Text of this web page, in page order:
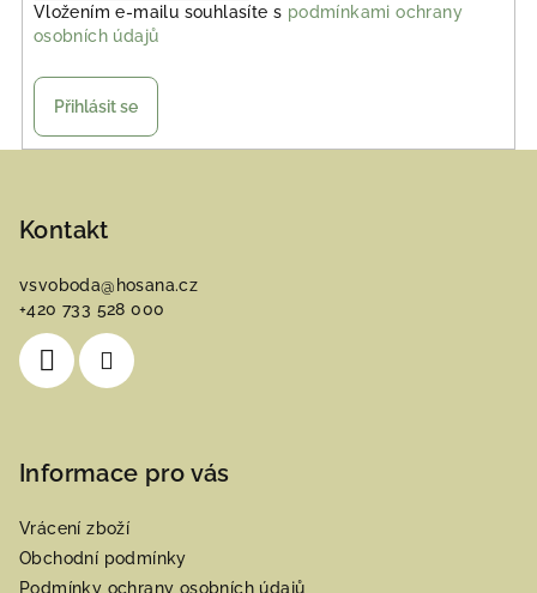
Vložením e-mailu souhlasíte s podmínkami ochrany
osobních údajů
Přihlásit se
Kontakt
vsvoboda@ hosana.cz
+420 733 528 000
Informace pro vás
Vrácení zboží
Obchodní podmínky
Podmínky ochrany osobních údajů